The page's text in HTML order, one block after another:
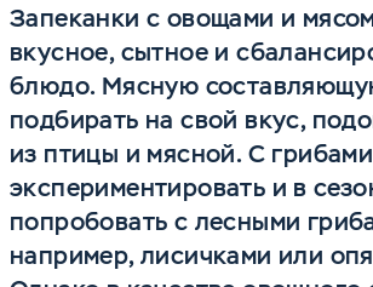
Запеканки с овощами и
вкусное, сытное и
блюдо. Мясную
подбирать на свой вкус,
из птицы и мясной. С
экспериментировать и в
попробовать с лесными
например, лисичками или